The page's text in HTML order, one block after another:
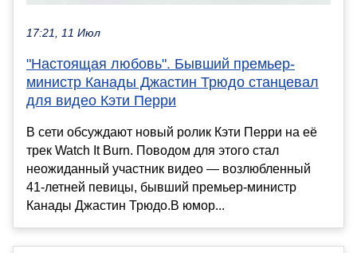
17:21, 11 Июл
"Настоящая любовь". Бывший премьер-
министр Канады Джастин Трюдо станцевал
для видео Кэти Перри
В сети обсуждают новый ролик Кэти Перри на её
трек Watch It Burn. Поводом для этого стал
неожиданный участник видео — возлюбленный
41-летней певицы, бывший премьер-министр
Канады Джастин Трюдо.В юмор...